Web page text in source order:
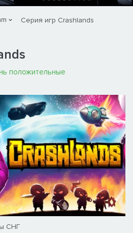
Серия игр Crashlands
положительные
СНГ